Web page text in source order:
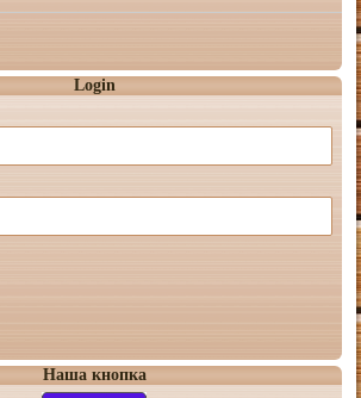
Login
Наша кнопка